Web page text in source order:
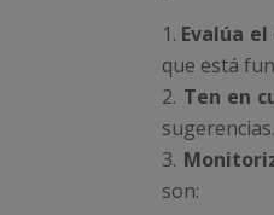
Evalúa
que está
Ten en
son: